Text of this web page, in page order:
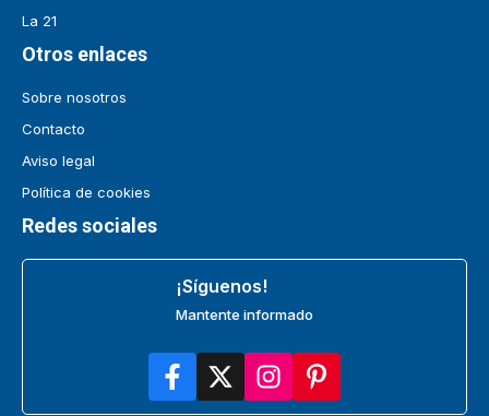
La 21
Otros enlaces
Sobre nosotros
Contacto
Aviso legal
Política de cookies
Redes sociales
¡Síguenos!
Mantente informado